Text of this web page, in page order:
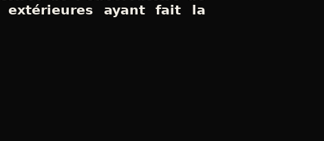
extérieures ayant fait la